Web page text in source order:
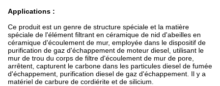
Applications :
Ce produit est un genre de structure spéciale et la matière
spéciale de l'élément filtrant en céramique de nid d'abeilles en
céramique d'écoulement de mur, employée dans le dispositif de
purification de gaz d'échappement de moteur diesel, utilisant le
mur de trou du corps de filtre d'écoulement de mur de pore,
arrêtent, capturent le carbone dans les particules diesel de fumée
d'échappement, purification diesel de gaz d'échappement. Il y a
matériel de carbure de cordiérite et de silicium.